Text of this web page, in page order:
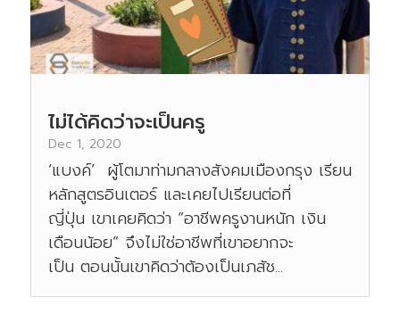
ไม่ได้คิดว่าจะเป็นครู
Dec 1, 2020
‘แบงค์’ ผู้โตมาท่ามกลางสังคมเมืองกรุง เรียน
หลักสูตรอินเตอร์ และเคยไปเรียนต่อที่
ญี่ปุ่น เขาเคยคิดว่า “อาชีพครูงานหนัก เงิน
เดือนน้อย” จึงไม่ใช่อาชีพที่เขาอยากจะ
เป็น ตอนนั้นเขาคิดว่าต้องเป็นเภสัช...